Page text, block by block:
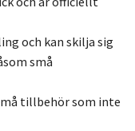
och kan skilja sig
små
tillbehör som inte